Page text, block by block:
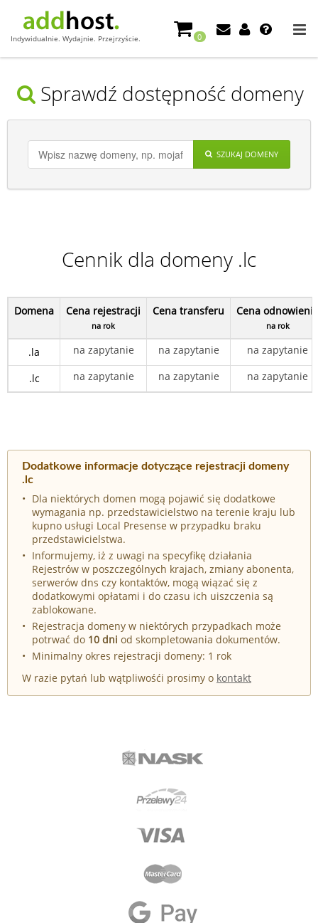
Indywidualnie. Wydajnie. Przejrzyście. 0
Sprawdź dostępność domeny
SZUKAJ DOMENY
Cennik dla domeny .lc
Domena Cena rejestracji
na rok
Cena transferu Cena odnowienia
na rok
.la na zapytanie na zapytanie na zapytanie
.lc na zapytanie na zapytanie na zapytanie
Dodatkowe informacje dotyczące rejestracji domeny
.lc
Dla niektórych domen mogą pojawić się dodatkowe
wymagania np. przedstawicielstwo na terenie kraju lub
kupno usługi Local Presense w przypadku braku
przedstawicielstwa.
Informujemy, iż z uwagi na specyfikę działania
Rejestrów w poszczególnych krajach, zmiany abonenta,
serwerów dns czy kontaktów, mogą wiązać się z
dodatkowymi opłatami i do czasu ich uiszczenia są
zablokowane.
Rejestracja domeny w niektórych przypadkach może
potrwać do 10 dni od skompletowania dokumentów.
Minimalny okres rejestracji domeny: 1 rok
W razie pytań lub wątpliwośći prosimy o kontakt